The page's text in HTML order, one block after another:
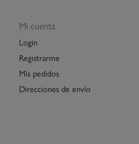
Mi cuenta
Login
Registrarme
Mis pedidos
Direcciones de envío